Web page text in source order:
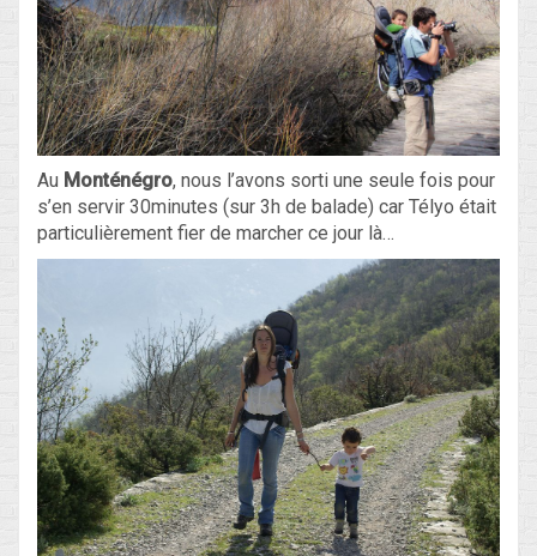
Au Monténégro, nous l’avons sorti une seule fois pour
s’en servir 30minutes (sur 3h de balade) car Télyo était
particulièrement fier de marcher ce jour là…